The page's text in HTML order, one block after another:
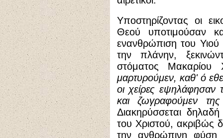
Υποστηρίζοντας οι
Θεού υποτιμούσαν
ενανθρώπιση του
την πλάνην,
στόματος Μακαρίου
μαρτυρούμεν, καθ' ό
οι χείρες εψηλάφησαν
και ζωγραφούμεν
Διακηρύσσεται
του Χριστού, ακριβώς
την ανθρώπινη φύση